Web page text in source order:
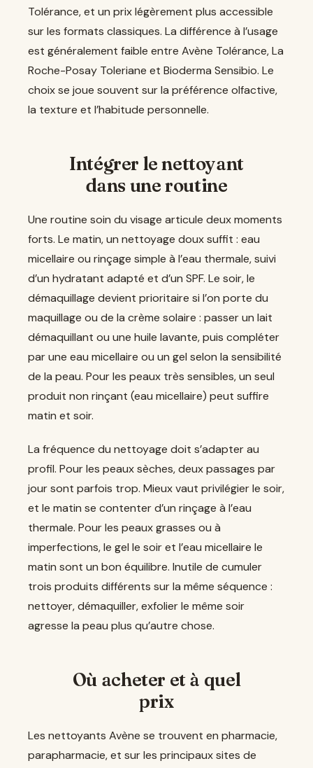
Tolérance, et un prix légèrement plus accessible
sur les formats classiques. La différence à l’usage
est généralement faible entre Avène Tolérance, La
Roche-Posay Toleriane et Bioderma Sensibio. Le
choix se joue souvent sur la préférence olfactive,
la texture et l’habitude personnelle.
Intégrer le nettoyant
dans une routine
Une routine soin du visage articule deux moments
forts. Le matin, un nettoyage doux suffit : eau
micellaire ou rinçage simple à l’eau thermale, suivi
d’un hydratant adapté et d’un SPF. Le soir, le
démaquillage devient prioritaire si l’on porte du
maquillage ou de la crème solaire : passer un lait
démaquillant ou une huile lavante, puis compléter
par une eau micellaire ou un gel selon la sensibilité
de la peau. Pour les peaux très sensibles, un seul
produit non rinçant (eau micellaire) peut suffire
matin et soir.
La fréquence du nettoyage doit s’adapter au
profil. Pour les peaux sèches, deux passages par
jour sont parfois trop. Mieux vaut privilégier le soir,
et le matin se contenter d’un rinçage à l’eau
thermale. Pour les peaux grasses ou à
imperfections, le gel le soir et l’eau micellaire le
matin sont un bon équilibre. Inutile de cumuler
trois produits différents sur la même séquence :
nettoyer, démaquiller, exfolier le même soir
agresse la peau plus qu’autre chose.
Où acheter et à quel
prix
Les nettoyants Avène se trouvent en pharmacie,
parapharmacie, et sur les principaux sites de